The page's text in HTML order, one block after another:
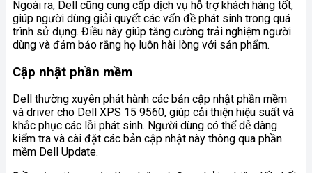
Ngoài ra, Dell cũng cung cấp dịch vụ hỗ trợ khách hàng tốt,
giúp người dùng giải quyết các vấn đề phát sinh trong quá
trình sử dụng. Điều này giúp tăng cường trải nghiệm người
dùng và đảm bảo rằng họ luôn hài lòng với sản phẩm.
Cập nhật phần mềm
Dell thường xuyên phát hành các bản cập nhật phần mềm
và driver cho Dell XPS 15 9560, giúp cải thiện hiệu suất và
khắc phục các lỗi phát sinh. Người dùng có thể dễ dàng
kiểm tra và cài đặt các bản cập nhật này thông qua phần
mềm Dell Update.